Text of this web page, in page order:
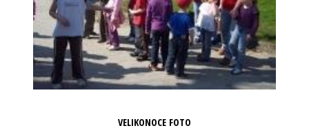
VELIKONOCE FOTO